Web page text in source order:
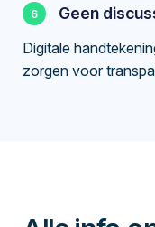
Geen
Digitale
zorgen voor